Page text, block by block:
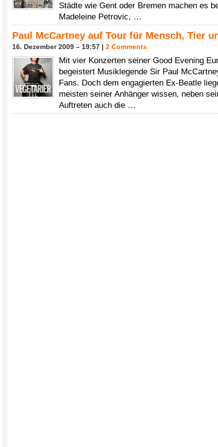
Städte wie Gent oder Bremen machen es
Madeleine Petrovic, …
Paul McCartney auf Tour für Mensch, Tier
16. Dezember 2009 – 19:57 | 2 Comments
Mit vier Konzerten seiner Good Evening
begeistert Musiklegende Sir Paul
Fans. Doch dem engagierten Ex-Beatle
meisten seiner Anhänger wissen, neben
Auftreten auch die …